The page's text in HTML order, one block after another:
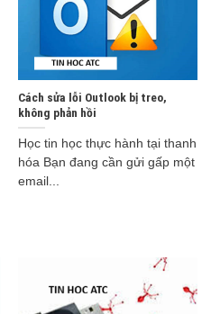
Cách sửa lỗi Outlook bị treo,
không phản hồi
Học tin học thực hành tại thanh
hóa Bạn đang cần gửi gấp một
email...